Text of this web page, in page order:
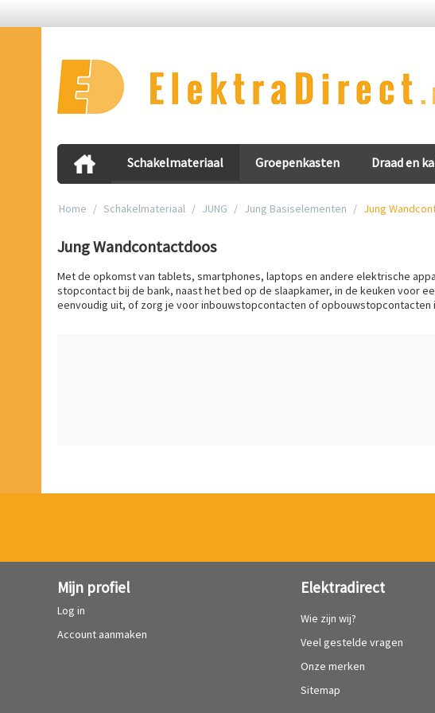
Schakelmateriaal Groepenkasten Draad en
Home / Schakelmateriaal / JUNG / Jung Basiselementen / Jung
Jung Wandcontactdoos
Met de opkomst van tablets, smartphones, laptops en andere elektrische
stopcontact bij de bank, naast het bed op de slaapkamer, in de keuken voor
eenvoudig uit, of zorg je voor inbouwstopcontacten of opbouwstopcontacten
Mijn profiel
Log in
Account aanmaken
Elektradirect
Wie zijn wij?
Veel gestelde vragen
Onze merken
Sitemap